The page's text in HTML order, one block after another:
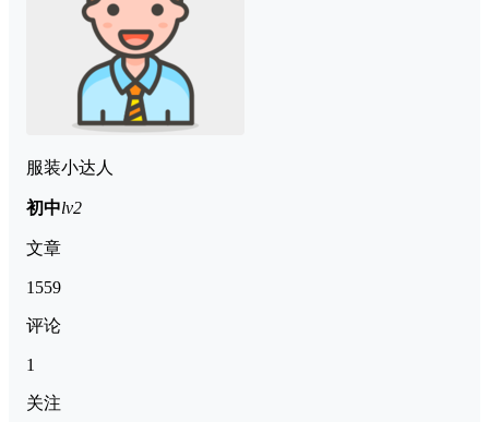
服装小达人
初中lv2
文章
1559
评论
1
关注